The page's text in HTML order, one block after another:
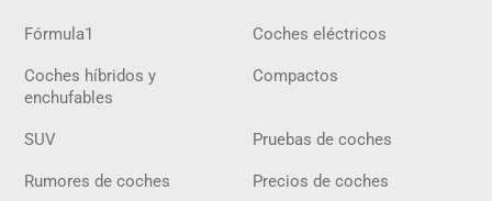
Fórmula1 Coches eléctricos
Coches híbridos y
enchufables
Compactos
SUV Pruebas de coches
Rumores de coches Precios de coches